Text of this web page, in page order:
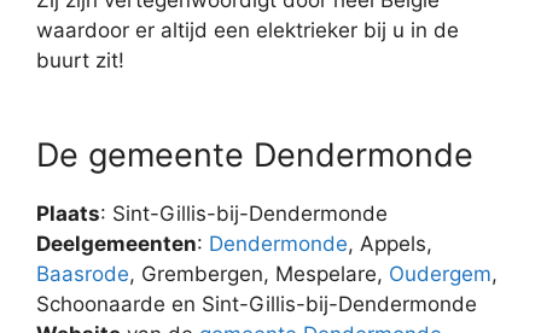
waardoor er altijd een elektrieker bij u in de
buurt zit!
De gemeente Dendermonde
Plaats: Sint-Gillis-bij-Dendermonde
Deelgemeenten: Dendermonde, Appels,
Baasrode, Grembergen, Mespelare, Oudergem,
Schoonaarde en Sint-Gillis-bij-Dendermonde